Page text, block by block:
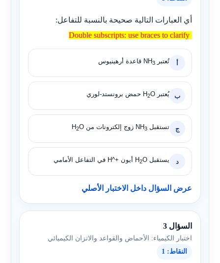
أي العبارات التالية صحيحة بالنسبة للتفاعل:
Double subscripts: use braces to clarify
Double subscripts: use braces to clarify
أ تُعتبر NH3 قاعدة أرهينيوس
ب يُعتبر H2O حمض برونستد-لوري
ج تستقبل NH3 زوج إلكترونات من H2O
د يستقبل H2O أيون H^+ في التفاعل الأمامي
عرض السؤال داخل الاختبار الأصلي
السؤال 3
اختبار الكيمياء: الأحماض والقواعد والاتزان الكيميائي
النقاط: 1